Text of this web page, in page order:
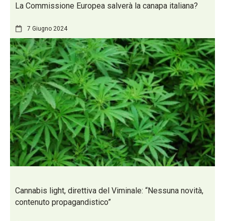
La Commissione Europea salverà la canapa italiana?
7 Giugno 2024
Cannabis light, direttiva del Viminale: “Nessuna novità,
contenuto propagandistico”